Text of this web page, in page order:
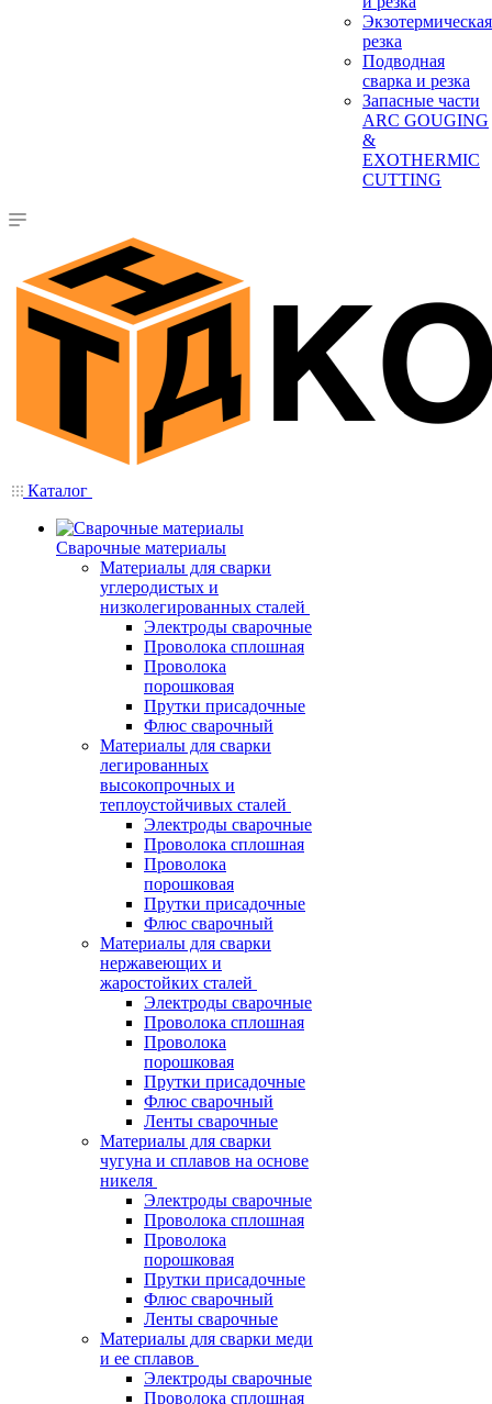
Экзотермическая
резка
Подводная
сварка и резка
Запасные части
ARC GOUGING
&
EXOTHERMIC
CUTTING
Каталог
Сварочные материалы
Материалы для сварки
углеродистых и
низколегированных сталей
Электроды сварочные
Проволока сплошная
Проволока
порошковая
Прутки присадочные
Флюс сварочный
Материалы для сварки
легированных
высокопрочных и
теплоустойчивых сталей
Электроды сварочные
Проволока сплошная
Проволока
порошковая
Прутки присадочные
Флюс сварочный
Материалы для сварки
нержавеющих и
жаростойких сталей
Электроды сварочные
Проволока сплошная
Проволока
порошковая
Прутки присадочные
Флюс сварочный
Ленты сварочные
Материалы для сварки
чугуна и сплавов на основе
никеля
Электроды сварочные
Проволока сплошная
Проволока
порошковая
Прутки присадочные
Флюс сварочный
Ленты сварочные
Материалы для сварки меди
и ее сплавов
Электроды сварочные
Проволока сплошная